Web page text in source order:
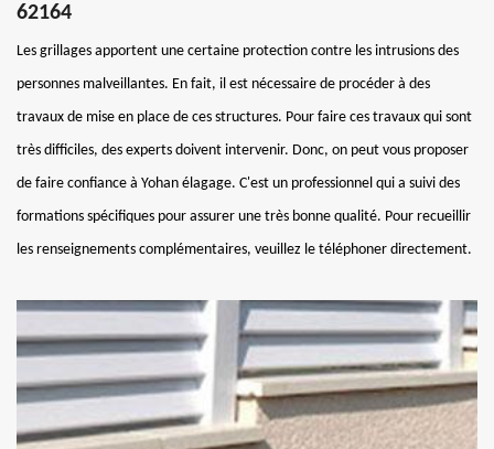
62164
Les grillages apportent une certaine protection contre les intrusions des
personnes malveillantes. En fait, il est nécessaire de procéder à des
travaux de mise en place de ces structures. Pour faire ces travaux qui sont
très difficiles, des experts doivent intervenir. Donc, on peut vous proposer
de faire confiance à Yohan élagage. C'est un professionnel qui a suivi des
formations spécifiques pour assurer une très bonne qualité. Pour recueillir
les renseignements complémentaires, veuillez le téléphoner directement.